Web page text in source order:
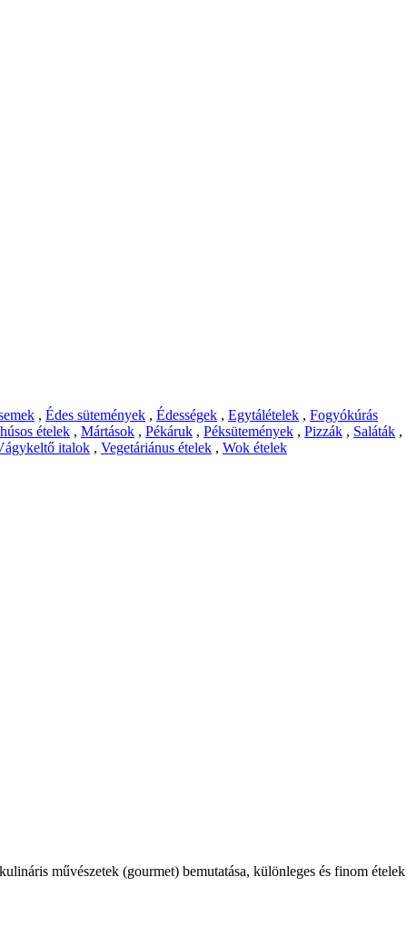
, Édes sütemények , Édességek , Egytálételek , Fogyókúrás
ételek , Mártások , Pékáruk , Péksütemények , Pizzák , Saláták ,
italok , Vegetáriánus ételek , Wok ételek
művészetek (gourmet) bemutatása, különleges és finom ételek